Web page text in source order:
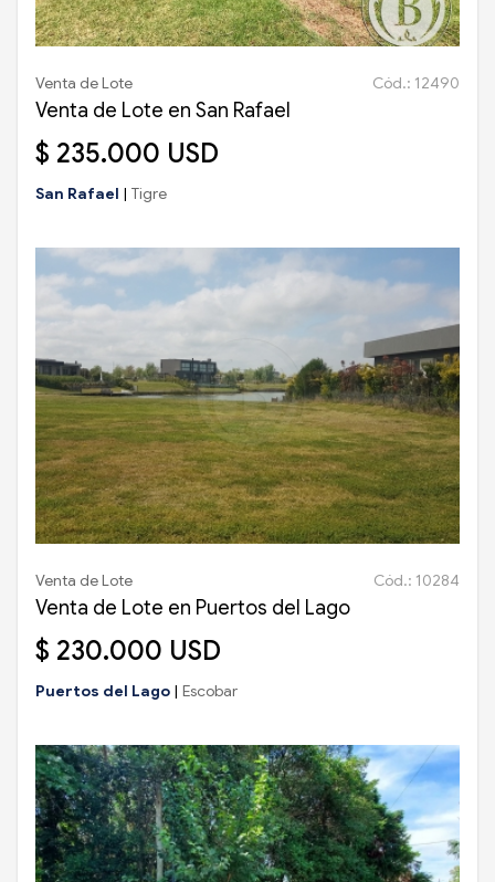
Venta de Lote Cód.: 12490
Venta de Lote en San Rafael
$ 235.000 USD
San Rafael | Tigre
Venta de Lote Cód.: 10284
Venta de Lote en Puertos del Lago
$ 230.000 USD
Puertos del Lago | Escobar